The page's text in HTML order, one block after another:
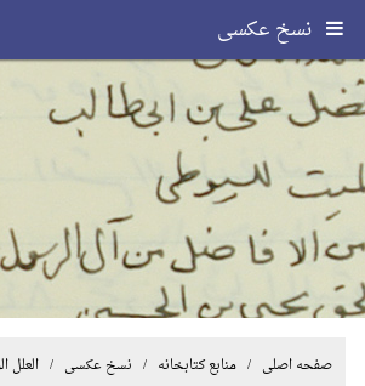
نسخ عکسی
صفحه اصلی / منابع کتابخانه / نسخ عکسی / العلل